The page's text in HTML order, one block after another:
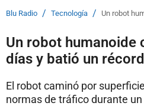
Blu Radio / Tecnología / Un robot
Un robot humanoide
días y batió un
El robot caminó por
normas de tráfico durante